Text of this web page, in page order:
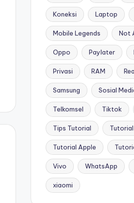
Koneksi Laptop
Mobile Legends Not
Oppo Paylater
Privasi RAM
Samsung Sosial
Telkomsel Tiktok
Tips Tutorial
Tutorial Apple
Vivo WhatsApp
xiaomi